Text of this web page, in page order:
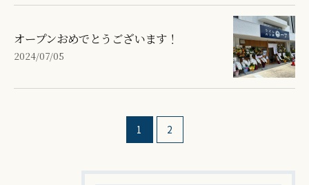
オープンおめでとうございます！
2024/07/05
1 2